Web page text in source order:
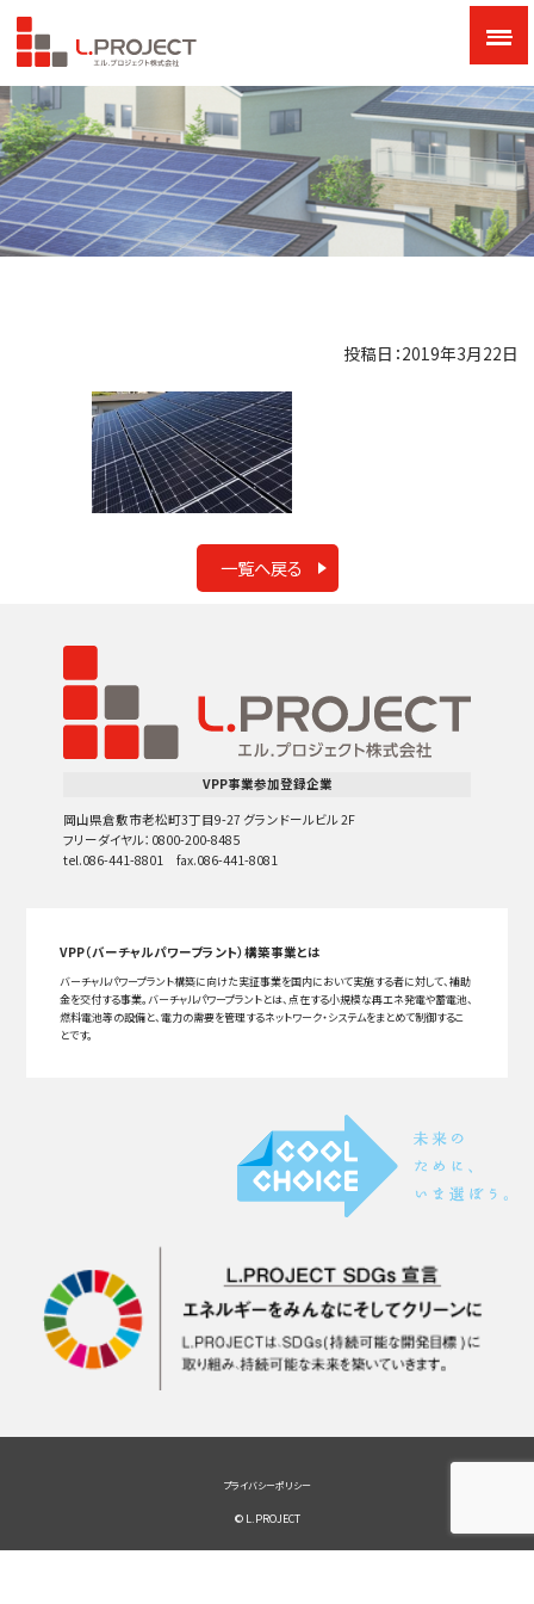
投稿日：2019年3月22日
一覧へ戻る
VPP事業参加登録企業
岡山県倉敷市老松町3丁目9-27 グランドールビル 2F
フリーダイヤル：0800-200-8485
tel.086-441-8801 fax.086-441-8081
VPP（バーチャルパワープラント）構築事業とは
バーチャルパワープラント構築に向けた実証事業を国内において実施する者に対して、補助
金を交付する事業。バーチャルパワープラントとは、点在する小規模な再エネ発電や蓄電池、
燃料電池等の設備と、電力の需要を管理するネットワーク・システムをまとめて制御するこ
とです。
プライバシーポリシー
© L.PROJECT